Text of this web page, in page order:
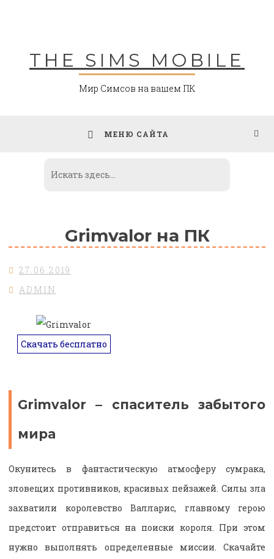
THE SIMS MOBILE
Мир Симсов на вашем ПК
МЕНЮ САЙТА
Grimvalor на ПК
27.06.2019
ADMIN
Скачать бесплатно
Grimvalor – спаситель забытого
мира
Окунитесь в фантастическую атмосферу сумрака,
зловещих противников, красивых пейзажей. Силы зла
захватили королевство Валларис, главному герою
предстоит отправиться на поиски короля. При этом
нужно выполнять определенные миссии. Скачайте